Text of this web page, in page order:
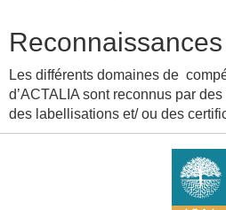
Reconnaissances
Les différents domaines de
d’ACTALIA sont reconnus par
des labellisations et/ ou des